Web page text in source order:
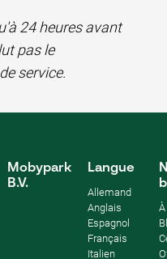
24 heures avant
pas le
service.
Mobypark
B.V.
Langue
Allemand
Anglais
Espagnol
Français
Italien